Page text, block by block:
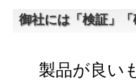
御社には「検証」
製品が良い